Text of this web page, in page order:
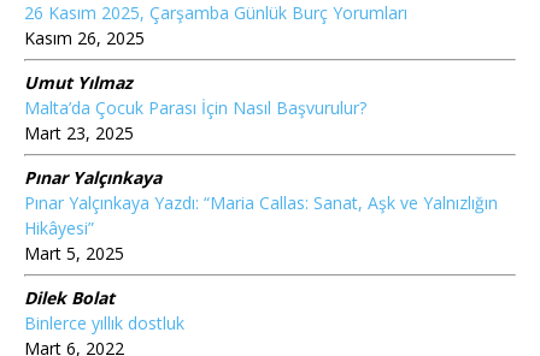
26 Kasım 2025, Çarşamba Günlük Burç Yorumları
Kasım 26, 2025
Umut Yılmaz
Malta’da Çocuk Parası İçin Nasıl Başvurulur?
Mart 23, 2025
Pınar Yalçınkaya
Pınar Yalçınkaya Yazdı: “Maria Callas: Sanat, Aşk ve Yalnızlığın
Hikâyesi”
Mart 5, 2025
Dilek Bolat
Binlerce yıllık dostluk
Mart 6, 2022